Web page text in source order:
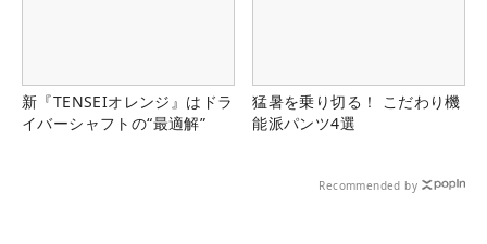
新『TENSEIオレンジ』はドラ
イバーシャフトの“最適解”
猛暑を乗り切る！ こだわり機
能派パンツ4選
Recommended by